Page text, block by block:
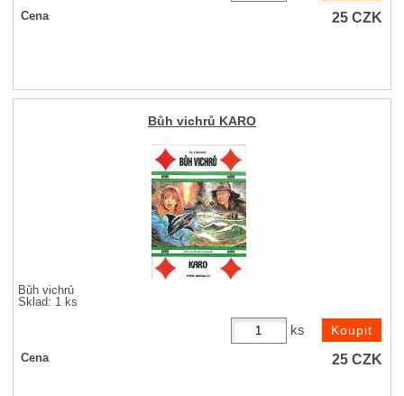
Cena 25CZK
Bůh vichrů KARO
Bůh vichrů
Sklad: 1 ks
ks
Cena 25CZK